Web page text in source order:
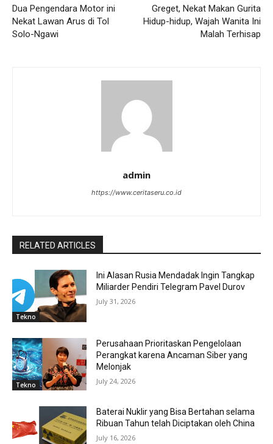
Dua Pengendara Motor ini
Nekat Lawan Arus di Tol
Solo-Ngawi
Greget, Nekat Makan Gurita
Hidup-hidup, Wajah Wanita Ini
Malah Terhisap
admin
https://www.ceritaseru.co.id
RELATED ARTICLES
Tekno
Ini Alasan Rusia Mendadak Ingin Tangkap
Miliarder Pendiri Telegram Pavel Durov
July 31, 2026
Tekno
Perusahaan Prioritaskan Pengelolaan
Perangkat karena Ancaman Siber yang
Melonjak
July 24, 2026
Baterai Nuklir yang Bisa Bertahan selama
Ribuan Tahun telah Diciptakan oleh China
July 16, 2026